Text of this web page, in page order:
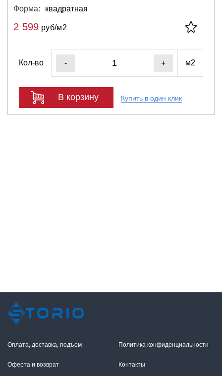
Форма:
квадратная
2 599 руб/м2
Кол-во - + м2
В корзину Купить в один клик
Оплата, доставка, подъем
Оферта и возврат
Политика конфиденциальности
Контакты